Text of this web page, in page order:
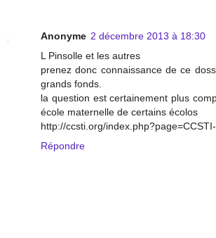
Anonyme 2 décembre 2013 à 18:30
L Pinsolle et les autres
prenez donc connaissance de ce
grands fonds.
la question est certainement plus
école maternelle de certains écolos
http://ccsti.org/
Répondre